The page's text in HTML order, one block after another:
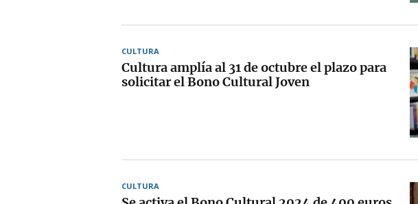
CULTURA
Cultura amplía al 31 de octubre el plazo para
solicitar el Bono Cultural Joven
CULTURA